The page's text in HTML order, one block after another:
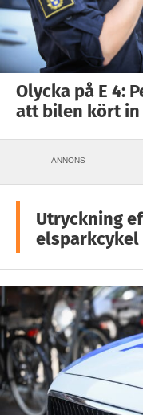
Olycka på E 4:
att bilen kört
ANNONS
Utryckning
elsparkcykel